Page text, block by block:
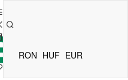
RON HUF EUR